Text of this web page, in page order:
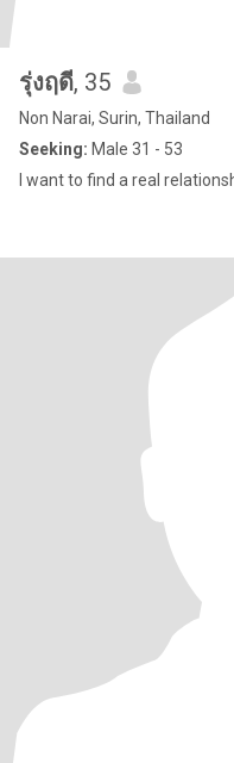
รุ่งฤดี, 35
Non Narai, Surin, Thailand
Seeking: Male 31 - 53
I want to find a real